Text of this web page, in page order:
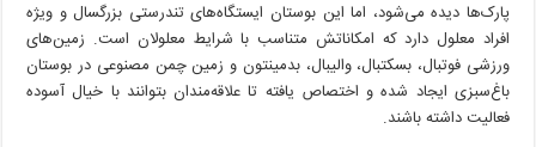
پارک‌ها دیده می‌شود، اما این بوستان ایستگاه‌های تندرستی بزرگسال و ویژه
افراد معلول دارد که امکاناتش متناسب با شرایط معلولان است. زمین‌های
ورزشی فوتبال، بسکتبال، والیبال، بدمینتون و زمین چمن مصنوعی در بوستان
باغ‌سبزی ایجاد شده و اختصاص یافته تا علاقه‌مندان بتوانند با خیال آسوده
فعالیت‌ داشته باشند.